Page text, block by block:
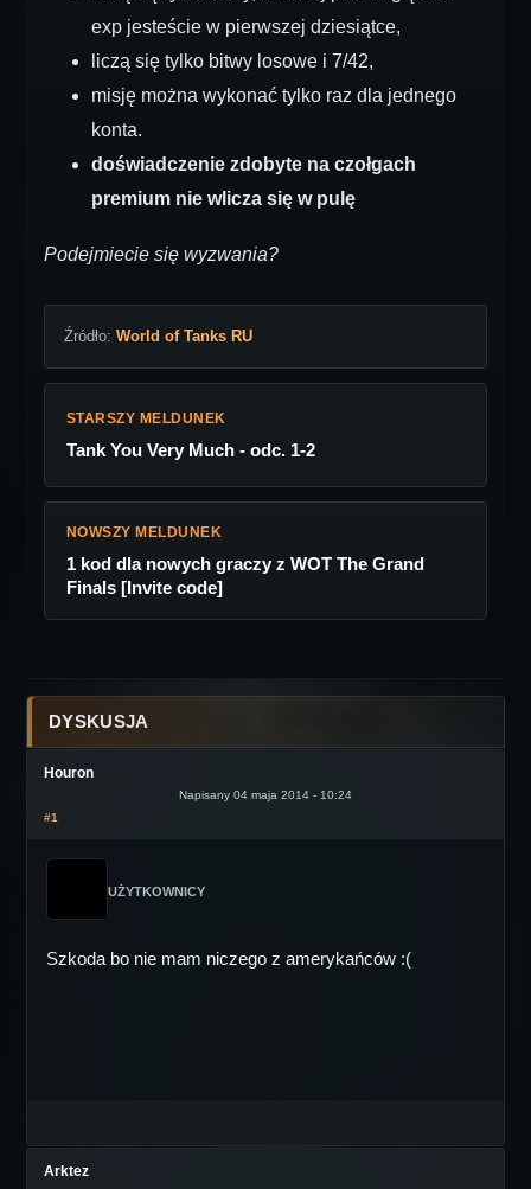
exp jesteście w pierwszej dziesiątce,
liczą się tylko bitwy losowe i 7/42,
misję można wykonać tylko raz dla jednego
konta.
doświadczenie zdobyte na czołgach
premium nie wlicza się w pulę
Podejmiecie się wyzwania?
Źródło: World of Tanks RU
STARSZY MELDUNEK
Tank You Very Much - odc. 1-2
NOWSZY MELDUNEK
1 kod dla nowych graczy z WOT The Grand
Finals [Invite code]
DYSKUSJA
Houron
Napisany 04 maja 2014 - 10:24
#1
UŻYTKOWNICY
Szkoda bo nie mam niczego z amerykańców :(
Arktez